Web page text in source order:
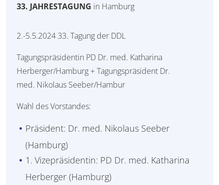
33. JAHRESTAGUNG in Hamburg
2.-5.5.2024 33. Tagung der DDL
Tagungspräsidentin PD Dr. med. Katharina
Herberger/Hamburg + Tagungspräsident Dr.
med. Nikolaus Seeber/Hambur
Wahl des Vorstandes:
Präsident: Dr. med. Nikolaus Seeber
(Hamburg)
1. Vizepräsidentin: PD Dr. med. Katharina
Herberger (Hamburg)